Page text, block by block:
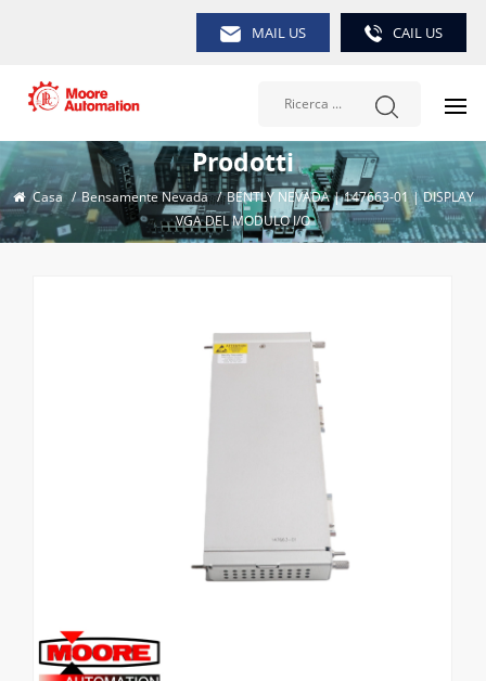
MAIL US CAIL US
Prodotti
Casa / Bensamente Nevada / BENTLY NEVADA | 147663-01 | DISPLAY
VGA DEL MODULO I/O